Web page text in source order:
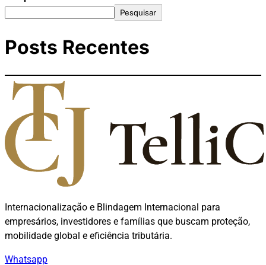
Pesquisar
Posts Recentes
Internacionalização e Blindagem Internacional para
empresários, investidores e famílias que buscam proteção,
mobilidade global e eficiência tributária.
Whatsapp